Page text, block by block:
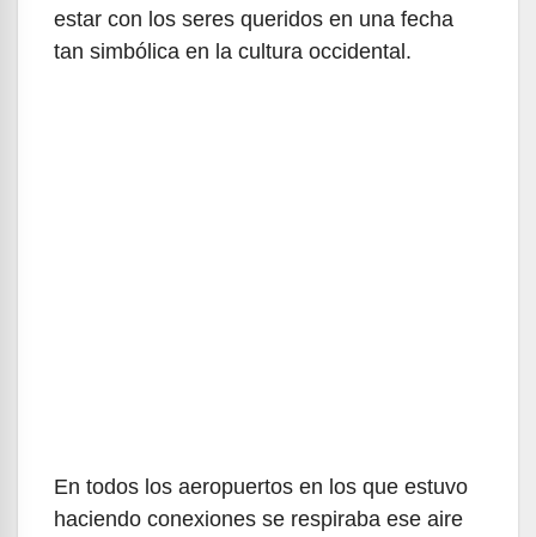
estar con los seres queridos en una fecha
tan simbólica en la cultura occidental.
En todos los aeropuertos en los que estuvo
haciendo conexiones se respiraba ese aire